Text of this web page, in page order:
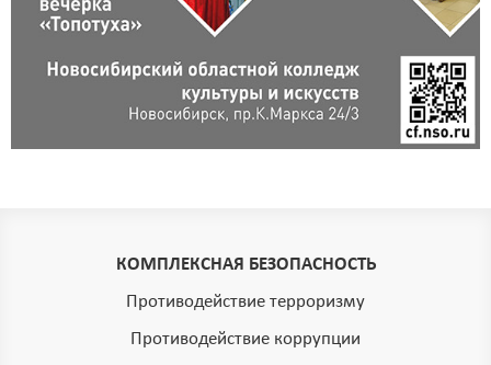
КОМПЛЕКСНАЯ БЕЗОПАСНОСТЬ
Противодействие терроризму
Противодействие коррупции